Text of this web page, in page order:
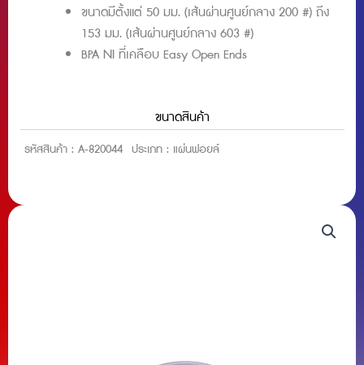
ขนาดสินค้า
ขนาดมีตั้งแต่ 50 มม. (เส้นผ่านศูนย์กลาง 200 #) ถึง
153 มม. (เส้นผ่านศูนย์กลาง 603 #)
BPA NI ที่เคลือบ Easy Open Ends
รหัสสินค้า : A-820044 ประเภท : แผ่นฟอยล์